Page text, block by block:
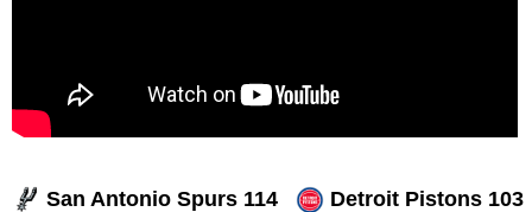
San Antonio Spurs 114 Detroit Pistons 103